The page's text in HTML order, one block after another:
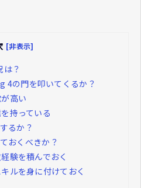
[非表示]
？
4の門を叩いてくるか？
高い
持っている
るか？
おくべきか？
験を積んでおく
ルを身に付けておく